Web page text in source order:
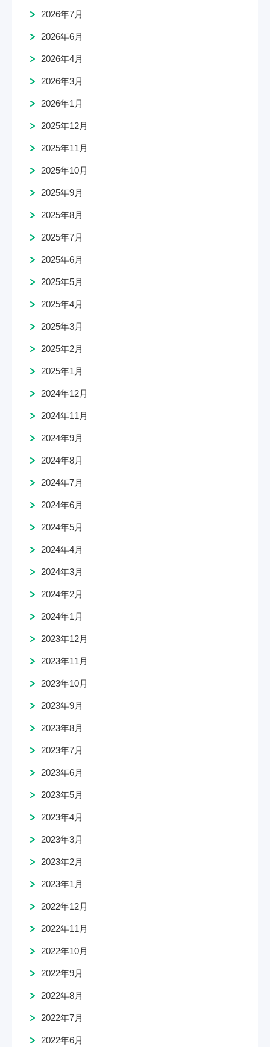
2026年7月
2026年6月
2026年4月
2026年3月
2026年1月
2025年12月
2025年11月
2025年10月
2025年9月
2025年8月
2025年7月
2025年6月
2025年5月
2025年4月
2025年3月
2025年2月
2025年1月
2024年12月
2024年11月
2024年9月
2024年8月
2024年7月
2024年6月
2024年5月
2024年4月
2024年3月
2024年2月
2024年1月
2023年12月
2023年11月
2023年10月
2023年9月
2023年8月
2023年7月
2023年6月
2023年5月
2023年4月
2023年3月
2023年2月
2023年1月
2022年12月
2022年11月
2022年10月
2022年9月
2022年8月
2022年7月
2022年6月